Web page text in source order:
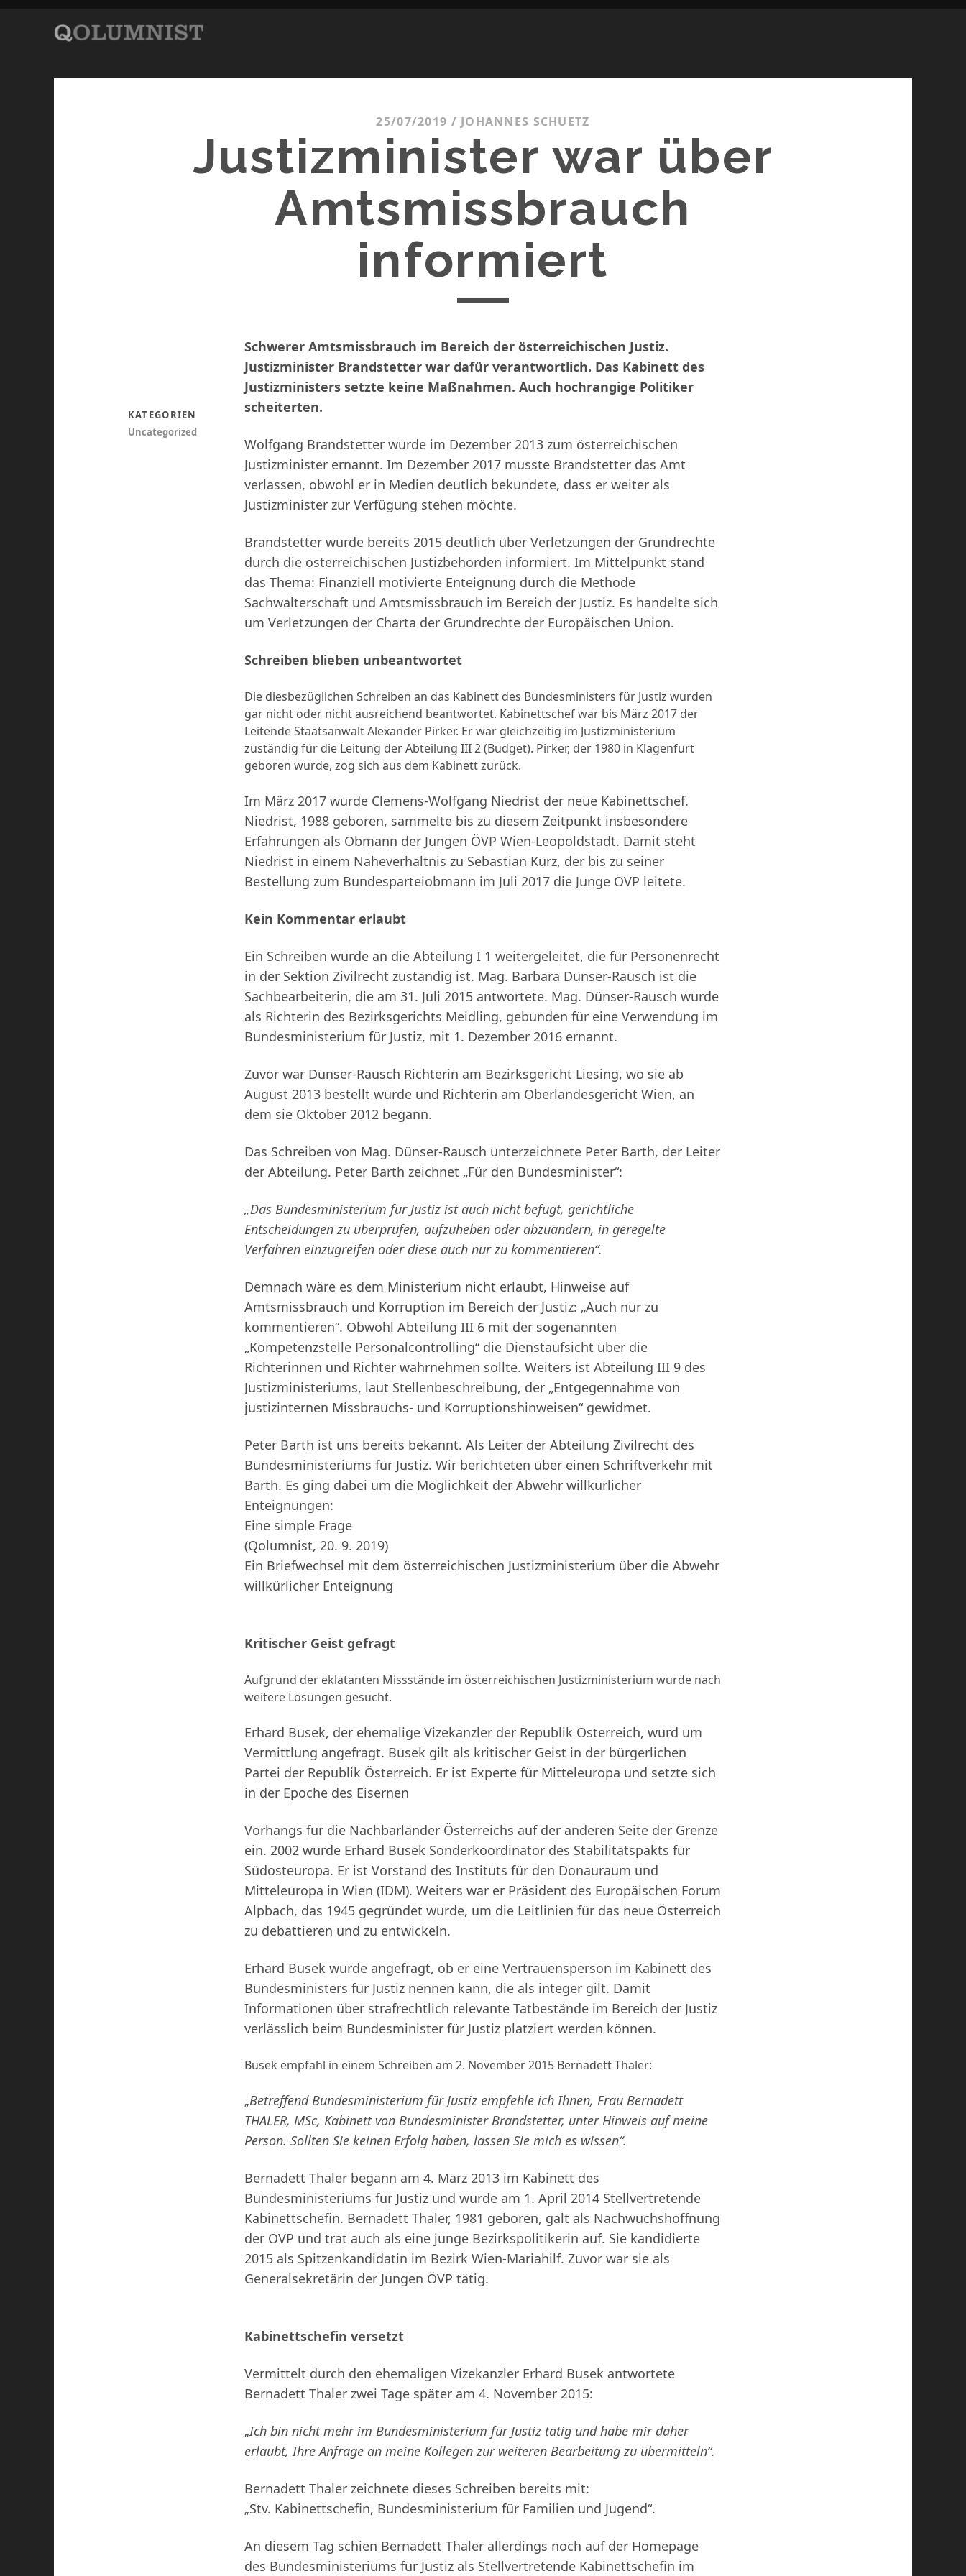
25/07/2019 / JOHANNES SCHUETZ
Justizminister war über
Amtsmissbrauch
informiert
Schwerer Amtsmissbrauch im Bereich der österreichischen Justiz.
Justizminister Brandstetter war dafür verantwortlich. Das Kabinett des
Justizministers setzte keine Maßnahmen. Auch hochrangige Politiker
scheiterten.
Wolfgang Brandstetter wurde im Dezember 2013 zum österreichischen
Justizminister ernannt. Im Dezember 2017 musste Brandstetter das Amt
verlassen, obwohl er in Medien deutlich bekundete, dass er weiter als
Justizminister zur Verfügung stehen möchte.
Brandstetter wurde bereits 2015 deutlich über Verletzungen der Grundrechte
durch die österreichischen Justizbehörden informiert. Im Mittelpunkt stand
das Thema: Finanziell motivierte Enteignung durch die Methode
Sachwalterschaft und Amtsmissbrauch im Bereich der Justiz. Es handelte sich
um Verletzungen der Charta der Grundrechte der Europäischen Union.
Schreiben blieben unbeantwortet
Die diesbezüglichen Schreiben an das Kabinett des Bundesministers für Justiz wurden
gar nicht oder nicht ausreichend beantwortet. Kabinettschef war bis März 2017 der
Leitende Staatsanwalt Alexander Pirker. Er war gleichzeitig im Justizministerium
zuständig für die Leitung der Abteilung III 2 (Budget). Pirker, der 1980 in Klagenfurt
geboren wurde, zog sich aus dem Kabinett zurück.
Im März 2017 wurde Clemens-Wolfgang Niedrist der neue Kabinettschef.
Niedrist, 1988 geboren, sammelte bis zu diesem Zeitpunkt insbesondere
Erfahrungen als Obmann der Jungen ÖVP Wien-Leopoldstadt. Damit steht
Niedrist in einem Naheverhältnis zu Sebastian Kurz, der bis zu seiner
Bestellung zum Bundesparteiobmann im Juli 2017 die Junge ÖVP leitete.
Kein Kommentar erlaubt
Ein Schreiben wurde an die Abteilung I 1 weitergeleitet, die für Personenrecht
in der Sektion Zivilrecht zuständig ist. Mag. Barbara Dünser-Rausch ist die
Sachbearbeiterin, die am 31. Juli 2015 antwortete. Mag. Dünser-Rausch wurde
als Richterin des Bezirksgerichts Meidling, gebunden für eine Verwendung im
Bundesministerium für Justiz, mit 1. Dezember 2016 ernannt.
Zuvor war Dünser-Rausch Richterin am Bezirksgericht Liesing, wo sie ab
August 2013 bestellt wurde und Richterin am Oberlandesgericht Wien, an
dem sie Oktober 2012 begann.
Das Schreiben von Mag. Dünser-Rausch unterzeichnete Peter Barth, der Leiter
der Abteilung. Peter Barth zeichnet „Für den Bundesminister“:
„Das Bundesministerium für Justiz ist auch nicht befugt, gerichtliche
Entscheidungen zu überprüfen, aufzuheben oder abzuändern, in geregelte
Verfahren einzugreifen oder diese auch nur zu kommentieren“.
Demnach wäre es dem Ministerium nicht erlaubt, Hinweise auf
Amtsmissbrauch und Korruption im Bereich der Justiz: „Auch nur zu
kommentieren“. Obwohl Abteilung III 6 mit der sogenannten
„Kompetenzstelle Personalcontrolling“ die Dienstaufsicht über die
Richterinnen und Richter wahrnehmen sollte. Weiters ist Abteilung III 9 des
Justizministeriums, laut Stellenbeschreibung, der „Entgegennahme von
justizinternen Missbrauchs- und Korruptionshinweisen“ gewidmet.
Peter Barth ist uns bereits bekannt. Als Leiter der Abteilung Zivilrecht des
Bundesministeriums für Justiz. Wir berichteten über einen Schriftverkehr mit
Barth. Es ging dabei um die Möglichkeit der Abwehr willkürlicher
Enteignungen:
Eine simple Frage
(Qolumnist, 20. 9. 2019)
Ein Briefwechsel mit dem österreichischen Justizministerium über die Abwehr
willkürlicher Enteignung
Kritischer Geist gefragt
Aufgrund der eklatanten Missstände im österreichischen Justizministerium wurde nach
weitere Lösungen gesucht.
Erhard Busek, der ehemalige Vizekanzler der Republik Österreich, wurd um
Vermittlung angefragt. Busek gilt als kritischer Geist in der bürgerlichen
Partei der Republik Österreich. Er ist Experte für Mitteleuropa und setzte sich
in der Epoche des Eisernen
Vorhangs für die Nachbarländer Österreichs auf der anderen Seite der Grenze
ein. 2002 wurde Erhard Busek Sonderkoordinator des Stabilitätspakts für
Südosteuropa. Er ist Vorstand des Instituts für den Donauraum und
Mitteleuropa in Wien (IDM). Weiterswar er Präsident des Europäischen Forum
Alpbach, das 1945 gegründet wurde, um die Leitlinien für das neue Österreich
zu debattieren und zu entwickeln.
Erhard Busek wurde angefragt, ob er eine Vertrauensperson im Kabinett des
Bundesministers für Justiz nennen kann, die als integer gilt. Damit
Informationen über strafrechtlich relevante Tatbestände im Bereich der Justiz
verlässlich beim Bundesminister für Justiz platziert werden können.
Busek empfahl in einem Schreiben am 2. November 2015 Bernadett Thaler:
„Betreffend Bundesministerium für Justiz empfehle ich Ihnen, Frau Bernadett
THALER, MSc, Kabinett von Bundesminister Brandstetter, unter Hinweis auf meine
Person. Sollten Sie keinen Erfolg haben, lassen Sie mich es wissen“.
Bernadett Thaler begann am 4. März 2013 im Kabinett des
Bundesministeriums für Justiz und wurde am 1. April 2014 Stellvertretende
Kabinettschefin. Bernadett Thaler, 1981 geboren, galt als Nachwuchshoffnung
der ÖVP und trat auch als eine junge Bezirkspolitikerin auf. Sie kandidierte
2015 als Spitzenkandidatin im Bezirk Wien-Mariahilf. Zuvor war sie als
Generalsekretärin der Jungen ÖVP tätig.
Kabinettschefin versetzt
Vermittelt durch den ehemaligen Vizekanzler Erhard Busek antwortete
Bernadett Thaler zwei Tage später am 4. November 2015:
„Ich bin nicht mehr im Bundesministerium für Justiz tätig und habe mir daher
erlaubt,Ihre Anfrage an meine Kollegen zur weiteren Bearbeitung zu übermitteln“.
Bernadett Thaler zeichnete dieses Schreiben bereits mit:
„Stv. Kabinettschefin, Bundesministerium für Familien und Jugend“.
An diesem Tag schien Bernadett Thaler allerdings noch auf der Homepage
des Bundesministeriums für Justiz als Stellvertretende Kabinettschefin im
KATEGORIEN
Uncategorized